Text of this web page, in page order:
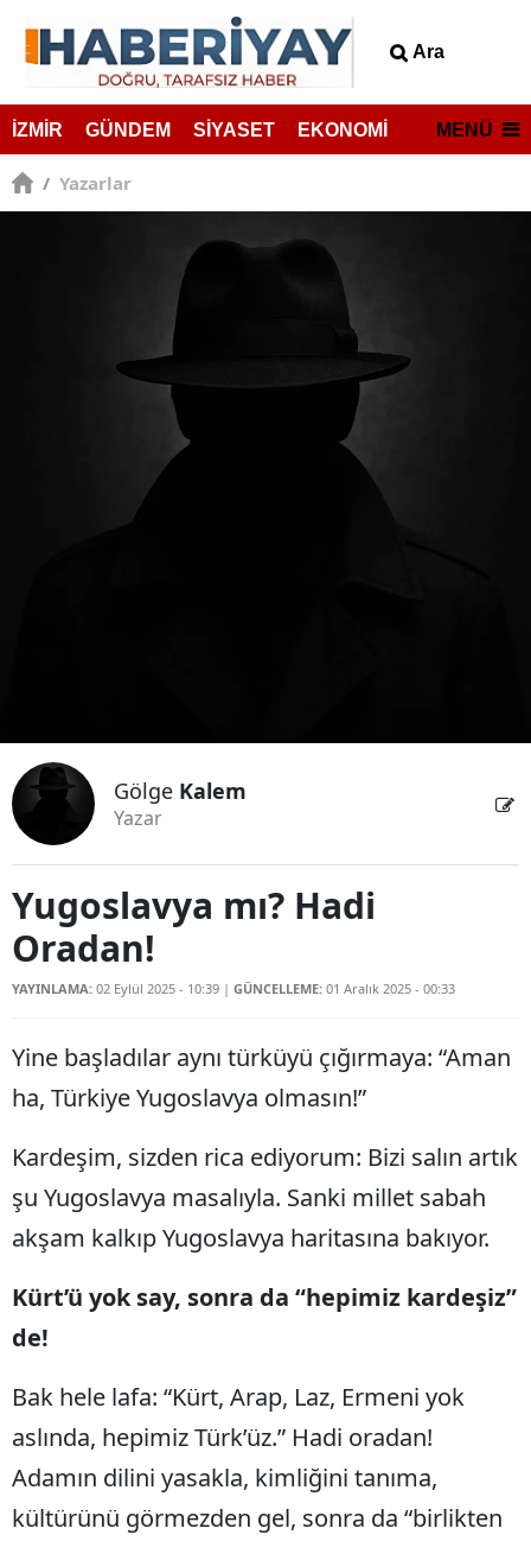
Ara
İZMİR GÜNDEM SİYASET EKONOMİ MENÜ
/ Yazarlar
Gölge Kalem
Yazar
Yugoslavya mı? Hadi
Oradan!
YAYINLAMA: 02 Eylül 2025 - 10:39 | GÜNCELLEME: 01 Aralık 2025 - 00:33
Yine başladılar aynı türküyü çığırmaya: “Aman
ha, Türkiye Yugoslavya olmasın!”
Kardeşim, sizden rica ediyorum: Bizi salın artık
şu Yugoslavya masalıyla. Sanki millet sabah
akşam kalkıp Yugoslavya haritasına bakıyor.
Kürt’ü yok say, sonra da “hepimiz kardeşiz”
de!
Bak hele lafa: “Kürt, Arap, Laz, Ermeni yok
aslında, hepimiz Türk’üz.” Hadi oradan!
Adamın dilini yasakla, kimliğini tanıma,
kültürünü görmezden gel, sonra da “birlikten